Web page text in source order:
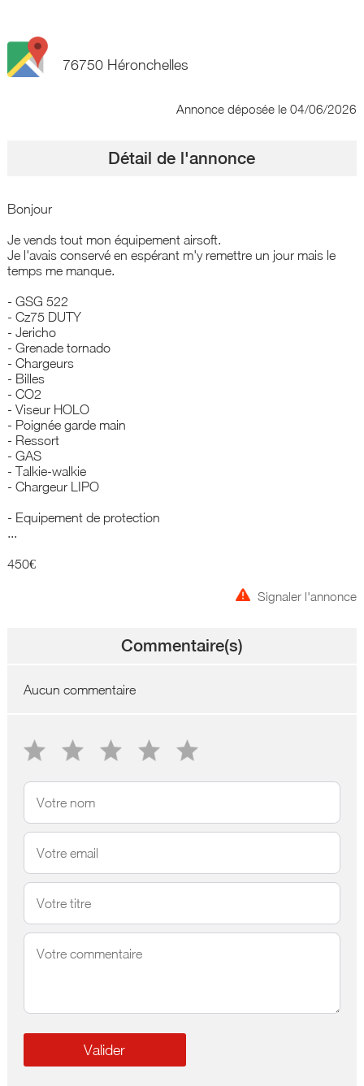
76750 Héronchelles
Annonce déposée le 04/06/2026
Détail de l'annonce
Bonjour
Je vends tout mon équipement airsoft.
Je l'avais conservé en espérant m'y remettre un jour mais le
temps me manque.
- GSG 522
- Cz75 DUTY
- Jericho
- Grenade tornado
- Chargeurs
- Billes
- CO2
- Viseur HOLO
- Poignée garde main
- Ressort
- GAS
- Talkie-walkie
- Chargeur LIPO
- Equipement de protection
...
450€
Signaler l'annonce
Commentaire(s)
Aucun commentaire